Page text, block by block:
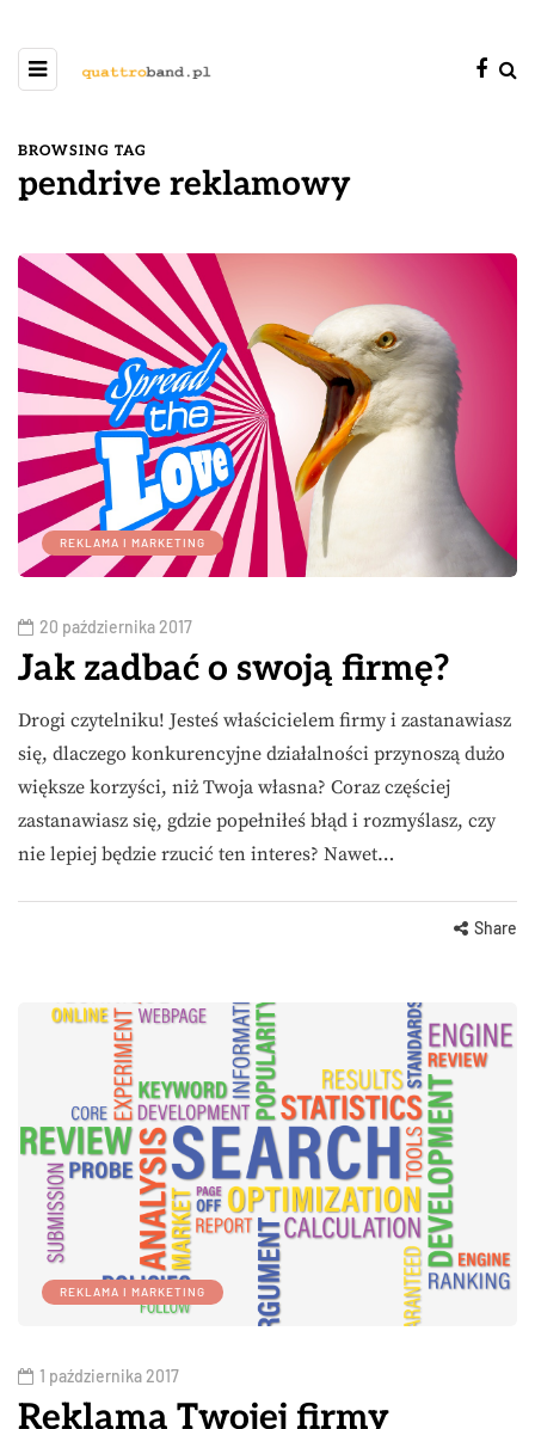
BROWSING TAG
pendrive reklamowy
REKLAMA I MARKETING
20 października 2017
Jak zadbać o swoją firmę?
Drogi czytelniku! Jesteś właścicielem firmy i zastanawiasz
się, dlaczego konkurencyjne działalności przynoszą dużo
większe korzyści, niż Twoja własna? Coraz częściej
zastanawiasz się, gdzie popełniłeś błąd i rozmyślasz, czy
nie lepiej będzie rzucić ten interes? Nawet…
Share
REKLAMA I MARKETING
1 października 2017
Reklama Twojej firmy